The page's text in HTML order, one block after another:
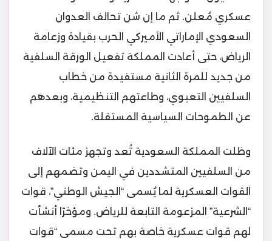
عسكري مُعلن. ثم ما إن شن تحالف العدوان
السعودي الإماراتي الأميركي الحرب بقيادة وزعامة
الرياض، حتى أعادت المملكة تفعيل الورقة السلفية
من جديد للمرة الثانية مستفيدة من خطاب
السلفيين التعبوي، وطاعتهم التنظيمية، وبعدهم
عن الطموحات السياسية المستقلة.
وظلت المملكة السعودية تُعد وتجهز مئات الآلاف
من السلفيين المتشددين في اليمن وتضمهم إلى
القوات العسكرية لما يُسمى “الجيش الوطني”، قوات
“الشرعية” المزعومة التابعة للرياض. ومؤخرًا أنشأت
لهم قوات عسكرية خاصة بهم تحت مسمى “قوات